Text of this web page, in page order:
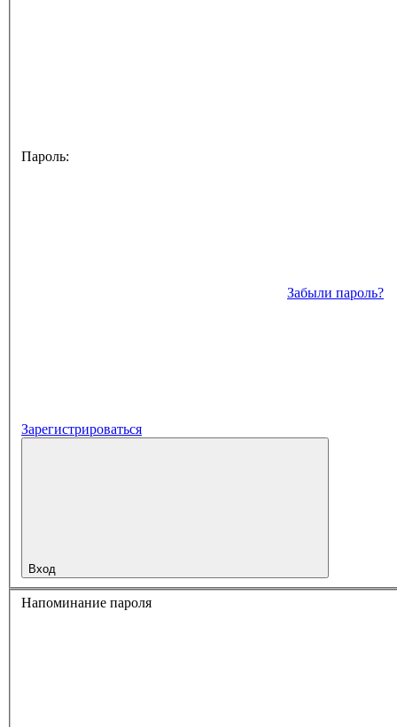
Пароль:
Забыли пароль?
Зарегистрироваться
Вход
Напоминание пароля